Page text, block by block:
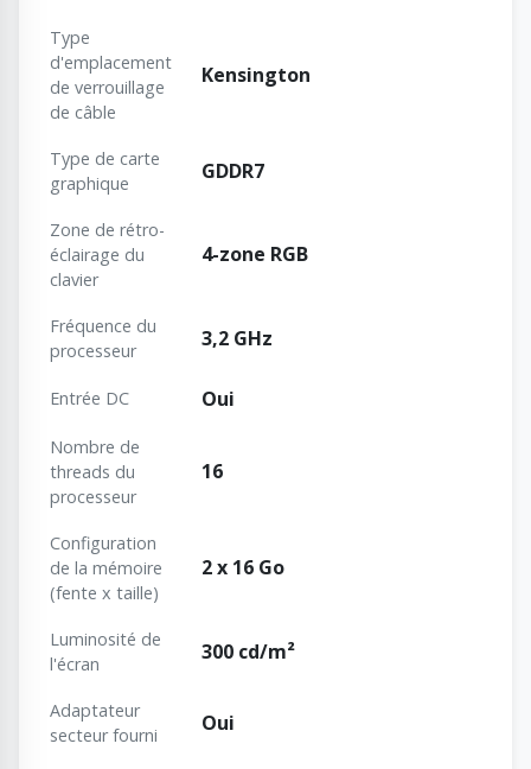
Type
d'emplacement
de verrouillage
de câble
Kensington
Type de carte
graphique
GDDR7
Zone de rétro-
éclairage du
clavier
4-zone RGB
Fréquence du
processeur
3,2 GHz
Entrée DC Oui
Nombre de
threads du
processeur
16
Configuration
de la mémoire
(fente x taille)
2 x 16 Go
Luminosité de
l'écran
300 cd/m²
Adaptateur
secteur fourni
Oui